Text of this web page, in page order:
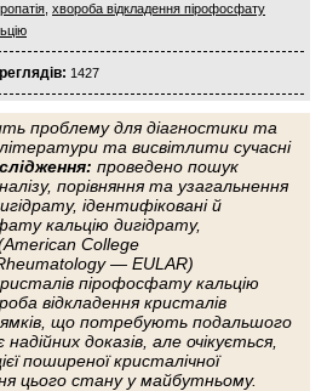
хвороба відкладення пірофосфату
1427
проблему для діагностики та
та висвітлити сучасні
проведено пошук
порівняння та узагальнення
ідентифіковані й
кальцію дигідрату,
College
— EULAR)
пірофосфату кальцію
відкладення кристалів
що потребують подальшого
доказів, але очікується,
поширеної кристалічної
цього стану у майбутньому.